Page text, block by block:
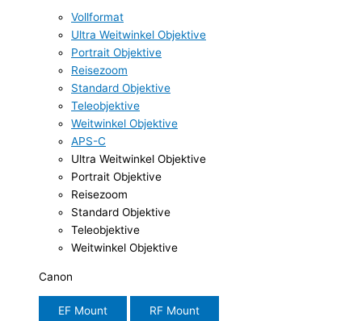
Vollformat
Ultra Weitwinkel Objektive
Portrait Objektive
Reisezoom
Standard Objektive
Teleobjektive
Weitwinkel Objektive
APS-C
Ultra Weitwinkel Objektive
Portrait Objektive
Reisezoom
Standard Objektive
Teleobjektive
Weitwinkel Objektive
Canon
EF Mount
RF Mount